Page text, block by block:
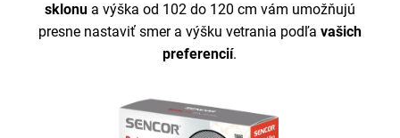
sklonua výška od 102 do 120 cm vám umožňujú
presne nastaviť smer a výšku vetrania podľa vašich
preferencií.